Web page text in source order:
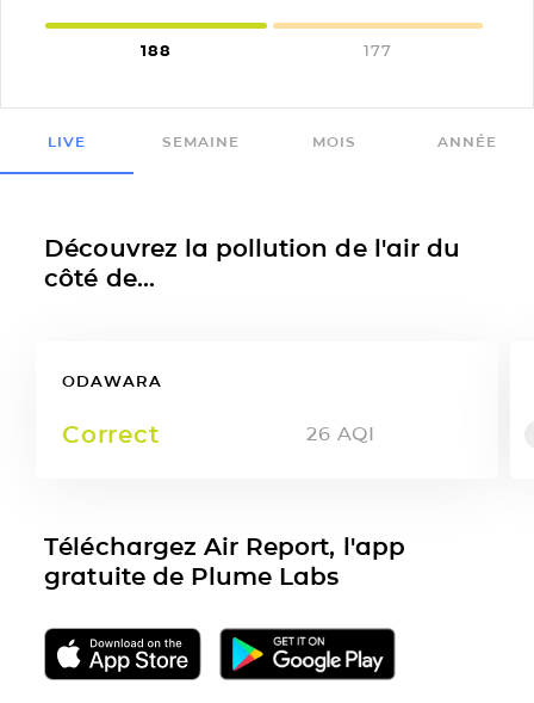
188 177
LIVE SEMAINE MOIS ANNÉE
Découvrez la pollution de l'air du
côté de...
ODAWARA
Correct 26 AQI
Téléchargez Air Report, l'app
gratuite de Plume Labs